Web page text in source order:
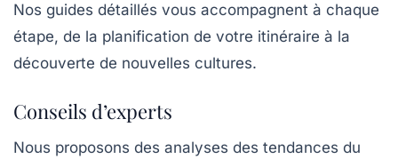
Nos guides détaillés vous accompagnent à chaque
étape, de la planification de votre itinéraire à la
découverte de nouvelles cultures.
Conseils d’experts
Nous proposons des analyses des tendances du